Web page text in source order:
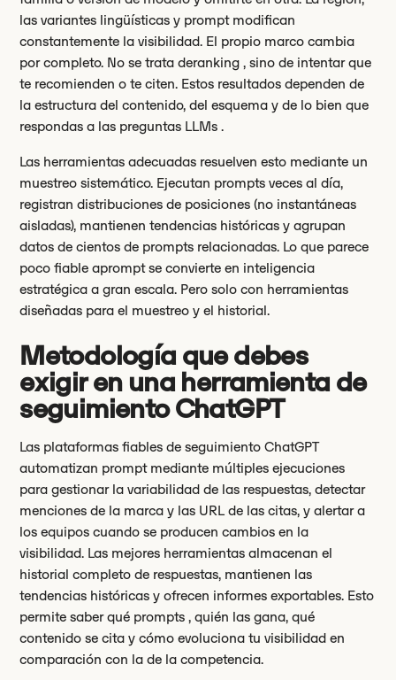
las variantes lingüísticas y prompt modifican
constantemente la visibilidad. El propio marco cambia
por completo. No se trata deranking , sino de intentar que
te recomienden o te citen. Estos resultados dependen de
la estructura del contenido, del esquema y de lo bien que
respondas a las preguntas LLMs .
Las herramientas adecuadas resuelven esto mediante un
muestreo sistemático. Ejecutan prompts veces al día,
registran distribuciones de posiciones (no instantáneas
aisladas), mantienen tendencias históricas y agrupan
datos de cientos de prompts relacionadas. Lo que parece
poco fiable aprompt se convierte en inteligencia
estratégica a gran escala. Pero solo con herramientas
diseñadas para el muestreo y el historial.
Metodología que debes
exigir en una herramienta de
seguimiento ChatGPT
Las plataformas fiables de seguimiento ChatGPT
automatizan prompt mediante múltiples ejecuciones
para gestionar la variabilidad de las respuestas, detectar
menciones de la marca y las URL de las citas, y alertar a
los equipos cuando se producen cambios en la
visibilidad. Las mejores herramientas almacenan el
historial completo de respuestas, mantienen las
tendencias históricas y ofrecen informes exportables. Esto
permite saber qué prompts , quién las gana, qué
contenido se cita y cómo evoluciona tu visibilidad en
comparación con la de la competencia.